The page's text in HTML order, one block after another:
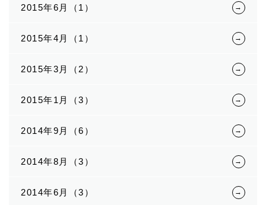
2015年6月（1）
2015年4月（1）
2015年3月（2）
2015年1月（3）
2014年9月（6）
2014年8月（3）
2014年6月（3）